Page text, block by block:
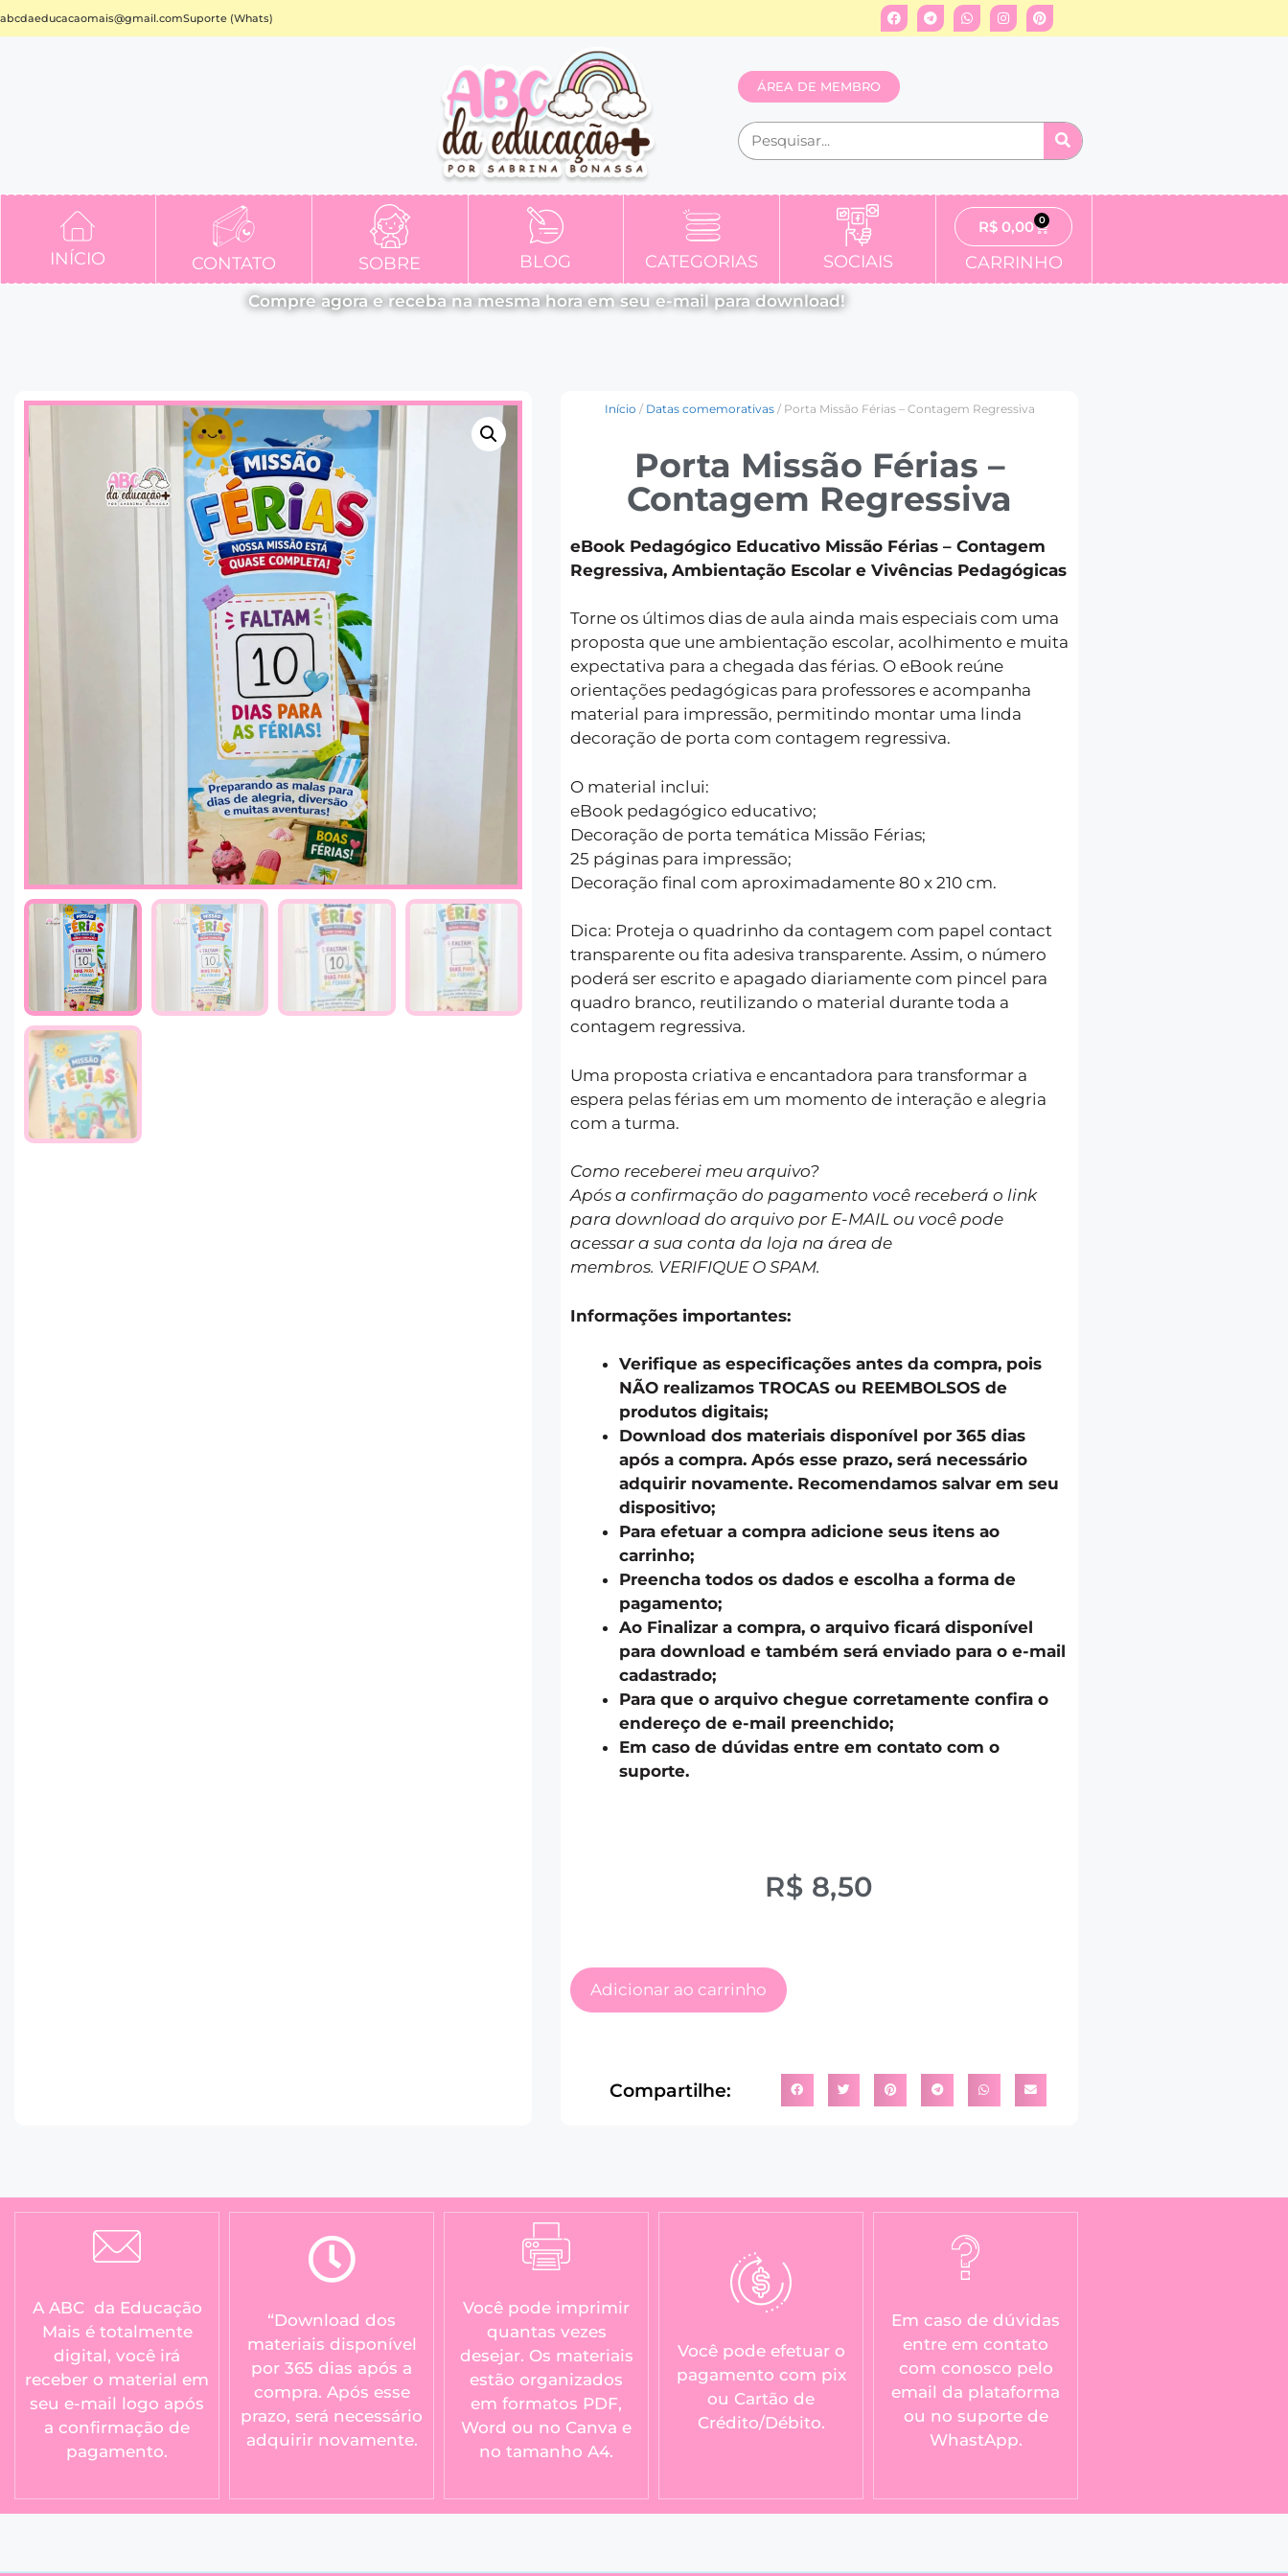
abcdaeducacaomais@gmail.comSuporte (Whats)
ÁREA DE MEMBRO
INÍCIO CONTATO SOBRE BLOG CATEGORIAS SOCIAIS
R$ 0,00 0
CARRINHO
Compre agora e receba na mesma hora em seu e-mail para download!
Início / Datas comemorativas/ Porta Missão Férias – Contagem Regressiva
Porta Missão Férias –
Contagem Regressiva
eBook Pedagógico Educativo Missão Férias – Contagem
Regressiva, Ambientação Escolar e Vivências Pedagógicas
Torne os últimos dias de aula ainda mais especiais com uma
proposta que une ambientação escolar, acolhimento e muita
expectativa para a chegada das férias. O eBook reúne
orientações pedagógicas para professores e acompanha
material para impressão, permitindo montar uma linda
decoração de porta com contagem regressiva.
O material inclui:
eBook pedagógico educativo;
Decoração de porta temática Missão Férias;
25 páginas para impressão;
Decoração final com aproximadamente 80 x 210 cm.
Dica: Proteja o quadrinho da contagem com papel contact
transparente ou fita adesiva transparente. Assim, o número
poderá ser escrito e apagado diariamente com pincel para
quadro branco, reutilizando o material durante toda a
contagem regressiva.
Uma proposta criativa e encantadora para transformar a
espera pelas férias em um momento de interação e alegria
com a turma.
Como receberei meu arquivo?
Após a confirmação do pagamento você receberá o link
para download do arquivo por E-MAIL ou você pode
acessar a sua conta da loja na área de
membros. VERIFIQUE O SPAM.
Informações importantes:
Verifique as especificações antes da compra, pois
NÃO realizamos TROCAS ou REEMBOLSOS de
produtos digitais;
Download dos materiais disponível por 365 dias
após a compra. Após esse prazo, será necessário
adquirir novamente. Recomendamos salvar em seu
dispositivo;
Para efetuar a compra adicione seus itens ao
carrinho;
Preencha todos os dados e escolha a forma de
pagamento;
Ao Finalizar a compra, o arquivo ficará disponível
para download e também será enviado para o e-mail
cadastrado;
Para que o arquivo chegue corretamente confira o
endereço de e-mail preenchido;
Em caso de dúvidas entre em contato com o
suporte.
R$ 8,50
Adicionar ao carrinho
Compartilhe:
A ABC da Educação
Mais é totalmente
digital, você irá
receber o material em
seu e-mail logo após
a confirmação de
pagamento.
“Download dos
materiais disponível
por 365 dias após a
compra. Após esse
prazo, será necessário
adquirir novamente.
Você pode imprimir
quantas vezes
desejar. Os materiais
estão organizados
em formatos PDF,
Word ou no Canva e
no tamanho A4.
Você pode efetuar o
pagamento com pix
ou Cartão de
Crédito/Débito.
Em caso de dúvidas
entre em contato
com conosco pelo
email da plataforma
ou no suporte de
WhastApp.